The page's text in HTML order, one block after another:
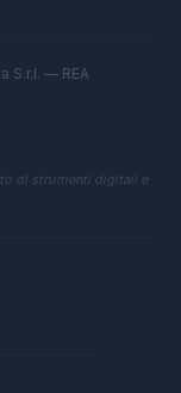
S.r.l. — REA
di strumenti digitali e